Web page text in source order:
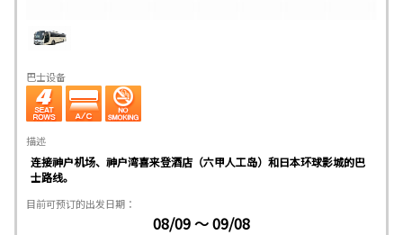
巴士设备
描述
连接神户机场、神户湾喜来登酒店（六甲人工岛）和日本环球影城的巴
士路线。
目前可预订的出发日期：
08/09 ～ 09/08